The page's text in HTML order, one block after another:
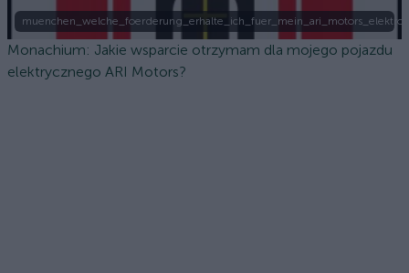
Monachium: Jakie wsparcie otrzymam dla mojego pojazdu
elektrycznego ARI Motors?